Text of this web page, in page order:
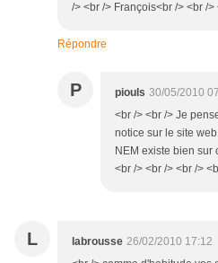
/> <br /> François<br /> <br />
Répondre
P piouls 30/05/2010
<br /> <br /> Je
notice sur le site
NEM existe bien sur
<br /> <br /> <br />
L labrousse 26/02/2010 17:12